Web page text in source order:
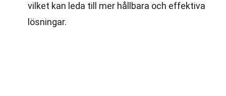
vilket kan leda till mer hållbara och effektiva
lösningar.